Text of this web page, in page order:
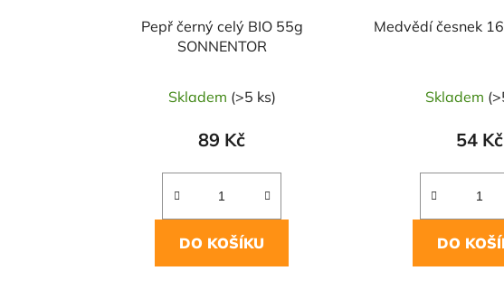
Pepř černý celý BIO 55g
SONNENTOR
Skladem (>5 ks)
89 Kč
DO KOŠÍKU
Medvědí česnek
Skladem
54 Kč
DO